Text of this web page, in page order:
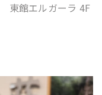
東館エルガーラ 4F